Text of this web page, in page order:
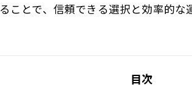
とで、信頼できる選択と効率的な
目次